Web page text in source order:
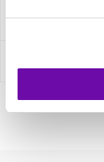
Fråga om produkt